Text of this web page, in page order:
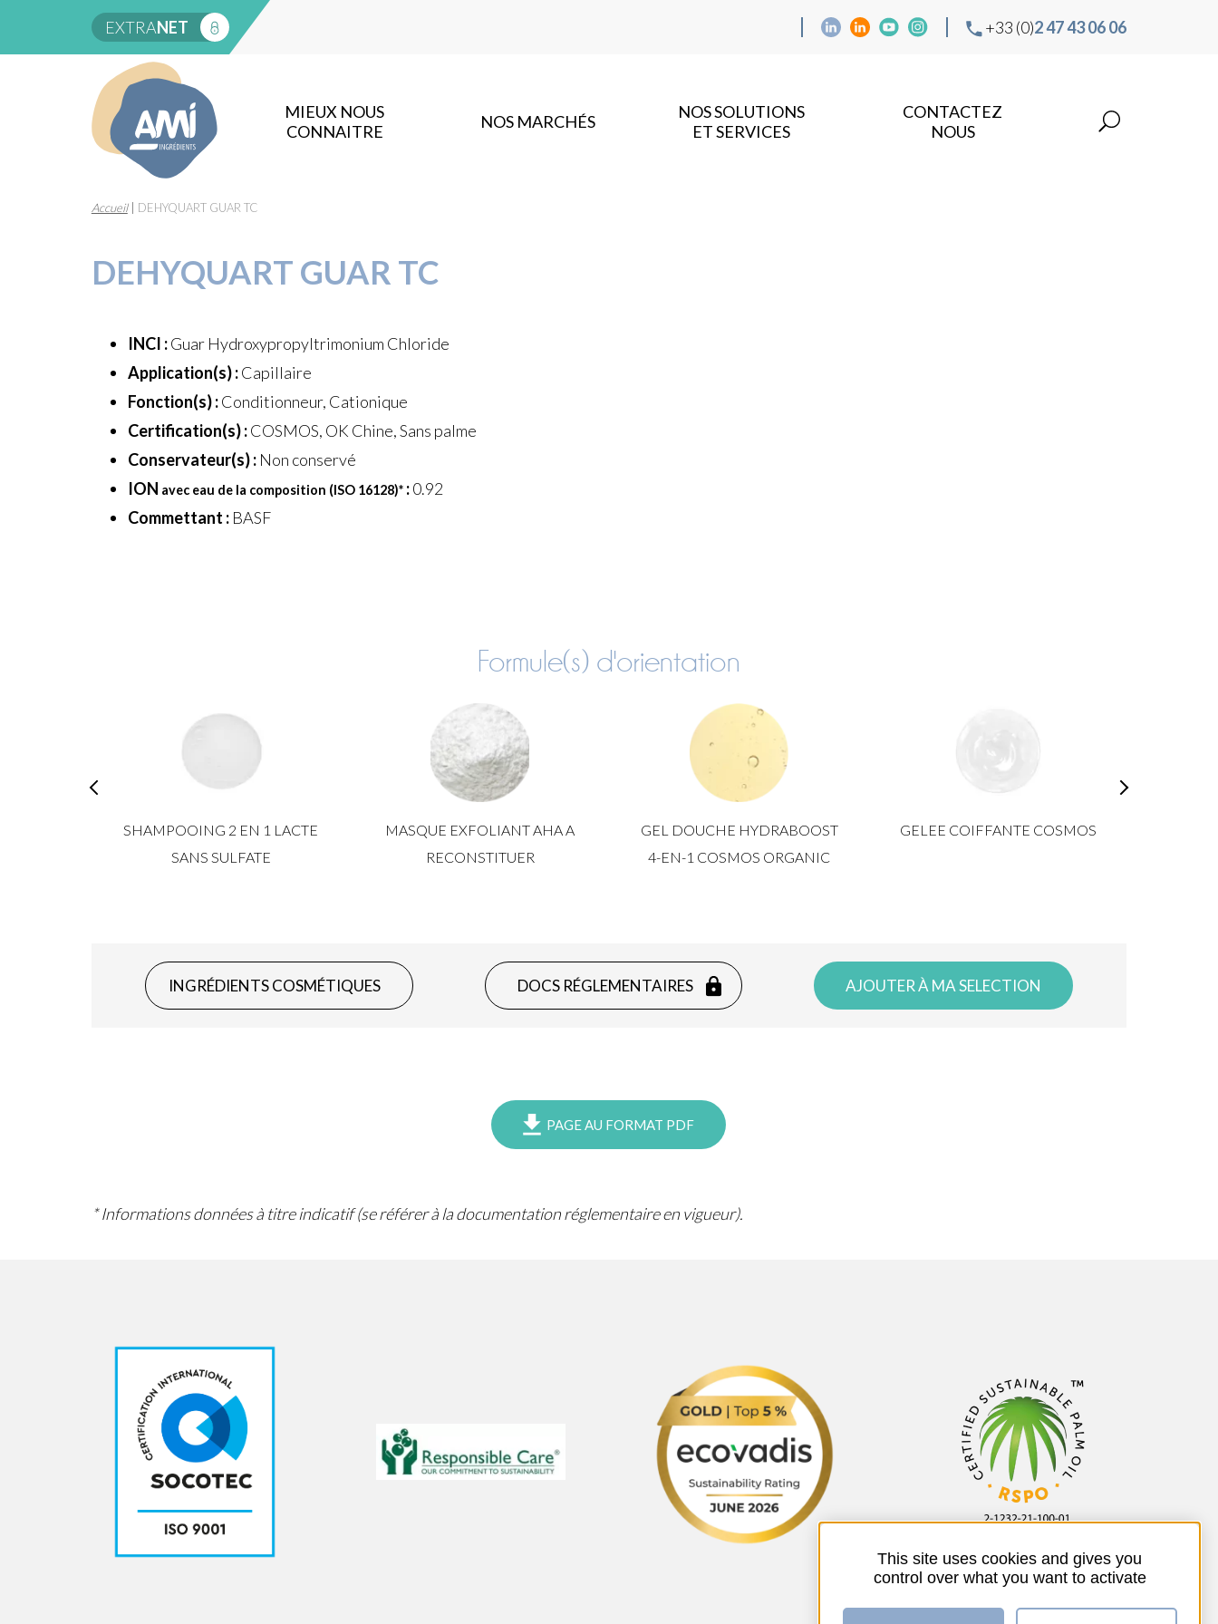
EXTRANET +33 (0)2 47 43 06 06
MIEUX NOUS
CONNAITRE
NOS MARCHÉS
NOS SOLUTIONS
ET SERVICES
CONTACTEZ
NOUS
Accueil| DEHYQUART GUAR TC
DEHYQUART GUAR TC
INCI :Guar Hydroxypropyltrimonium Chloride
Application(s) :Capillaire
Fonction(s) :Conditionneur, Cationique
Certification(s) :COSMOS, OK Chine, Sans palme
Conservateur(s) :Non conservé
ION avec eau de la composition (ISO 16128)*:0.92
Commettant :BASF
Formule(s) d'orientation
SHAMPOOING 2 EN 1 LACTE
SANS SULFATE
MASQUE EXFOLIANT AHA A
RECONSTITUER
GEL DOUCHE HYDRABOOST
4-EN-1 COSMOS ORGANIC
GELEE COIFFANTE COSMOS
INGRÉDIENTS COSMÉTIQUES DOCS RÉGLEMENTAIRES AJOUTER À MA SELECTION
PAGE AU FORMAT PDF
* Informations données à titre indicatif (se référer à la documentation réglementaire en vigueur).
This site uses cookies and gives you
control over what you want to activate